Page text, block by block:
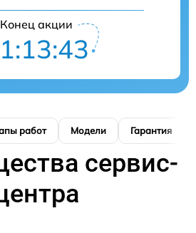
Конец акции
работ Модели Гарантия
сервис-